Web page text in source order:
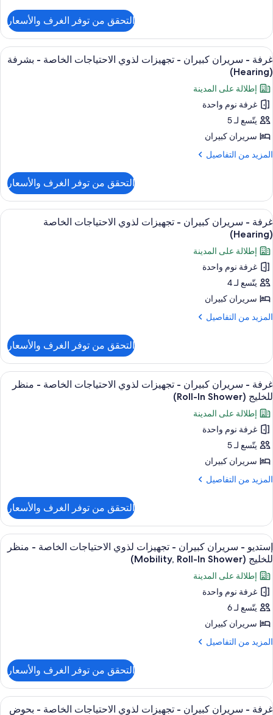
الاحتياجات
الخاصة
(Roll-
In
Shower)
غرفة
سرير
ملكي
-
تجهيزات
لذوي
الاحتياجات
الخاصة
(Roll-
Shower)
التحقق من توفر الغرف والأسعار
استعراض
جميع
صور
غرفة
-
سريران
كبيران
-
الاحتياجات
الخاصة
-
بشرفة
(Hearing)
أغطية فراش متميزة وألحفة محشوة
3
غرفة - سريران كبيران - تجهيزات لذوي الاحتياجات الخاصة - بشرفة
(Hearing)
إطلالة على المدينة
غرفة نوم واحدة
يتّسع لـ 5
سريران كبيران
المزيد من التفاصيل
المزيد
غرفة
سريران
كبيران
-
تجهيزات
لذوي
الاحتياجات
الخاصة
-
(Hearing)
التحقق من توفر الغرف والأسعار
استعراض
جميع
صور
غرفة
-
سريران
كبيران
-
الاحتياجات
الخاصة
(Hearing)
أغطية فراش متميزة وألحفة محشوة
3
غرفة - سريران كبيران - تجهيزات لذوي الاحتياجات الخاصة
(Hearing)
إطلالة على المدينة
غرفة نوم واحدة
يتّسع لـ 4
سريران كبيران
المزيد من التفاصيل
المزيد
غرفة
سريران
كبيران
تجهيزات
لذوي
الاحتياجات
الخاصة
التحقق من توفر الغرف والأسعار
استعراض
جميع
صور
غرفة
-
سريران
كبيران
-
الاحتياجات
الخاصة
-
منظر
للخليج
(Roll-
In
Shower)
أغطية فراش متميزة وألحفة محشوة
3
غرفة - سريران كبيران - تجهيزات لذوي الاحتياجات الخاصة - منظر
للخليج (Roll-In Shower)
إطلالة على المدينة
غرفة نوم واحدة
يتّسع لـ 5
سريران كبيران
المزيد من التفاصيل
المزيد
غرفة
سريران
كبيران
تجهيزات
لذوي
الاحتياجات
الخاصة
-
للخليج
التحقق من توفر الغرف والأسعار
استعراض
جميع
صور
إستديو
-
سريران
كبيران
-
الاحتياجات
الخاصة
-
أغطية فراش متميزة وألحفة محشوة
8
إستديو - سريران كبيران - تجهيزات لذوي الاحتياجات الخاصة - منظر
للخليج (Mobility, Roll-In Shower)
إطلالة على المدينة
غرفة نوم واحدة
يتّسع لـ 6
سريران كبيران
المزيد من التفاصيل
المزيد
إستديو
سريران
التحقق من توفر الغرف والأسعار
استعراض
أغطية فراش متميزة وألحفة محشوة
3
غرفة - سريران كبيران - تجهيزات لذوي الاحتياجات الخاصة - بحوض